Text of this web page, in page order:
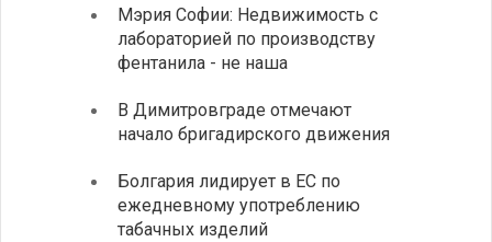
Мэрия Софии: Недвижимость с
лабораторией по производству
фентанила - не наша
В Димитровграде отмечают
начало бригадирского движения
Болгария лидирует в ЕС по
ежедневному употреблению
табачных изделий